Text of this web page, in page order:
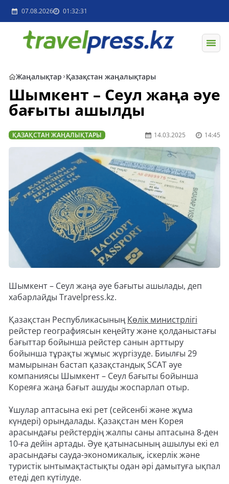
07.08.2026 01:32:31
Жаңалықтар Қазақстан жаңалықтары
Шымкент – Сеул жаңа әуе
бағыты ашылды
ҚАЗАҚСТАН ЖАҢАЛЫҚТАРЫ 14.03.2025 14:45
Шымкент – Сеул жаңа әуе бағыты ашылады, деп
хабарлайды Travelpress.kz.
Қазақстан Республикасының Көлік министрлігі
рейстер географиясын кеңейту және қолданыстағы
бағыттар бойынша рейстер санын арттыру
бойынша тұрақты жұмыс жүргізуде. Биылғы 29
мамырынан бастап қазақстандық SCAT әуе
компаниясы Шымкент – Сеул бағыты бойынша
Кореяға жаңа бағыт ашуды жоспарлап отыр.
Ұшулар аптасына екі рет (сейсенбі және жұма
күндері) орындалады. Қазақстан мен Корея
арасындағы рейстердің жалпы саны аптасына 8-ден
10-ға дейін артады. Әуе қатынасының ашылуы екі ел
арасындағы сауда-экономикалық, іскерлік және
туристік ынтымақтастықты одан әрі дамытуға ықпал
етеді деп күтілуде.